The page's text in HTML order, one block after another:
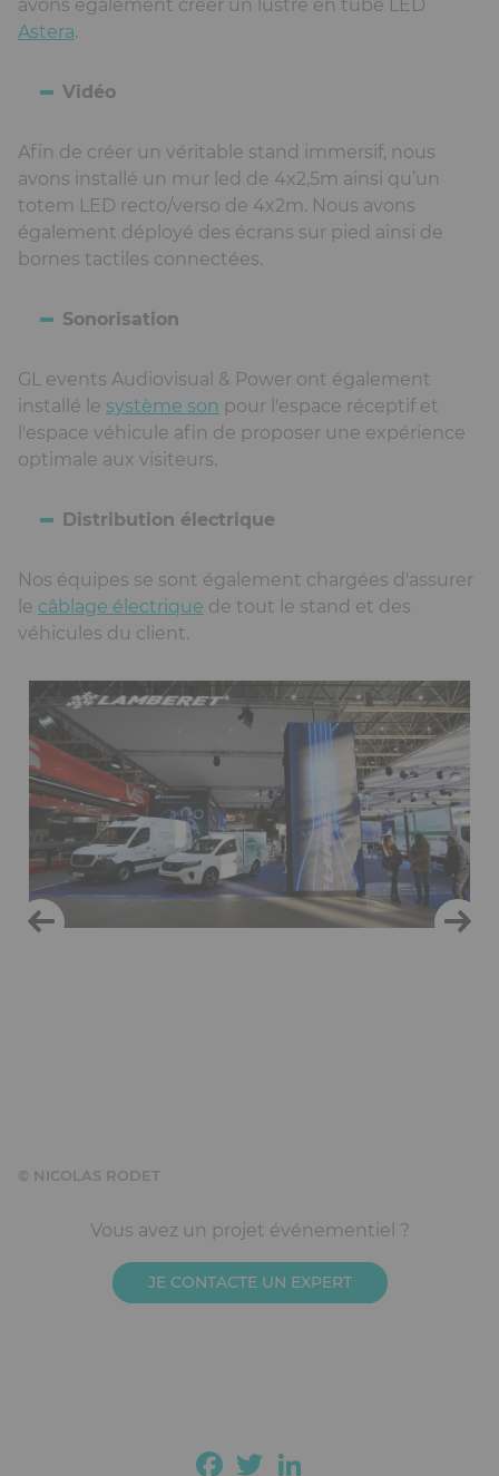
avons également créer un lustre en tube LED
Astera.
Vidéo
Afin de créer un véritable stand immersif, nous
avons installé un mur led de 4x2,5m ainsi qu’un
totem LED recto/verso de 4x2m. Nous avons
également déployé des écrans sur pied ainsi de
bornes tactiles connectées.
Sonorisation
GL events Audiovisual & Power ont également
installé le système son pour l'espace réceptif et
l'espace véhicule afin de proposer une expérience
optimale aux visiteurs.
Distribution électrique
Nos équipes se sont également chargées d'assurer
le câblage électrique de tout le stand et des
véhicules du client.
Ckeditor
© NICOLAS RODET
Vous avez un projet événementiel ?
JE CONTACTE UN EXPERT
Facebook
Twitter